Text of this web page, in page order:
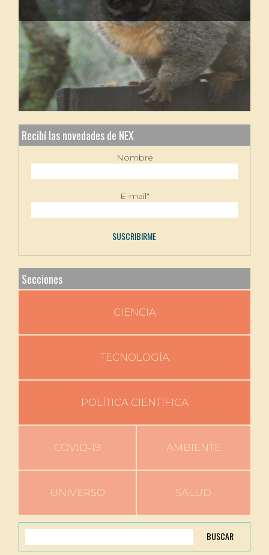
Recibí las novedades de NEX
Nombre
E-mail*
Secciones
CIENCIA
TECNOLOGÍA
POLÍTICA CIENTÍFICA
COVID-19 AMBIENTE
UNIVERSO SALUD
BUSCAR